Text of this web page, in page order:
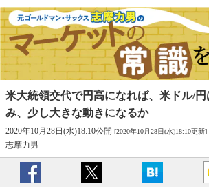
米大統領交代で円高になれば、米ドル/円
み、少し大きな動きになるか
2020年10月28日(水)18:10公開 [2020年10月28日(水)18:10更新]
志摩力男